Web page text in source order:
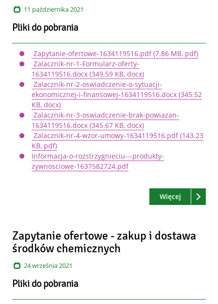
11 października2021
Pliki do pobrania
Zapytanie-ofertowe-1634119516.pdf(7.86 MB, pdf)
Zalacznik-nr-1-Formularz-oferty-
1634119516.docx (349.59 KB, docx)
Zalacznik-nr-2-oswiadczenie-o-sytuacji-
ekonomicznej-i-finansowej-1634119516.docx (345.52
KB, docx)
Zalacznik-nr-3-oswiadczenie-brak-powiazan-
1634119516.docx (345.67 KB, docx)
Zalacznik-nr-4-wzor-umowy-1634119516.pdf(143.23
KB, pdf)
Informacja-o-rozstrzygnieciu---produkty-
zywnosciowe-1637582724.pdf
Czytaj
Więcej o:
Zapytanie ofertowe - zakup i dostawa
środków chemicznych
24września2021
Pliki do pobrania